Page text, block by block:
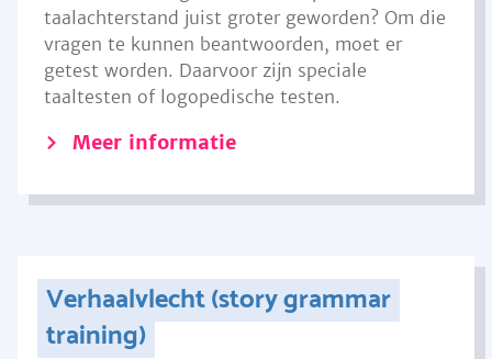
taalachterstand juist groter geworden? Om die
vragen te kunnen beantwoorden, moet er
getest worden. Daarvoor zijn speciale
taaltesten of logopedische testen.
Meer informatie
Verhaalvlecht (story grammar
training)